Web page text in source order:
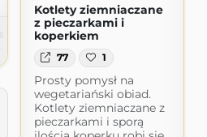
Kotlety ziemniaczane
z pieczarkami i
koperkiem
77 1
Prosty pomysł na
wegetariański obiad.
Kotlety ziemniaczane z
pieczarkami i sporą